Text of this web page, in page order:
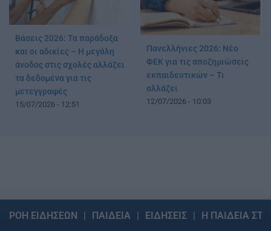
Βάσεις 2026: Τα παράδοξα
και οι αδικίες – Η μεγάλη
άνοδος στις σχολές αλλάζει
τα δεδομένα για τις
μετεγγραφές
15/07/2026 - 12:51
Πανελλήνιες 2026: Νέο
ΦΕΚ για τις αποζημιώσεις
εκπαιδευτικών – Τι
αλλάζει
12/07/2026 - 10:03
ΡΟΗ ΕΙΔΗΣΕΩΝ ΠΑΙΔΕΙΑ ΕΙΔΗΣΕΙΣ Η ΠΑΙΔΕΙΑ